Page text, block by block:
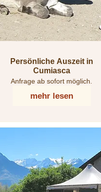
Persönliche Auszeit in
Cumiasca
Anfrage ab sofort möglich.
mehr lesen